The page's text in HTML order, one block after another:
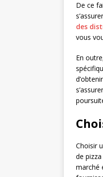
De ce
des
vous
En
Choisir
de
marché